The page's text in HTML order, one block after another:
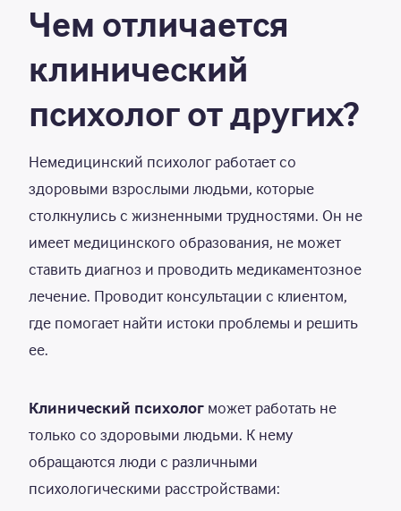
Чем отличается
клинический
психолог от других?
Немедицинский психолог работает со
здоровыми взрослыми людьми, которые
столкнулись с жизненными трудностями. Он не
имеет медицинского образования, не может
ставить диагноз и проводить медикаментозное
лечение. Проводит консультации с клиентом,
где помогает найти истоки проблемы и решить
ее.
Клинический психолог может работать не
только со здоровыми людьми. К нему
обращаются люди с различными
психологическими расстройствами: